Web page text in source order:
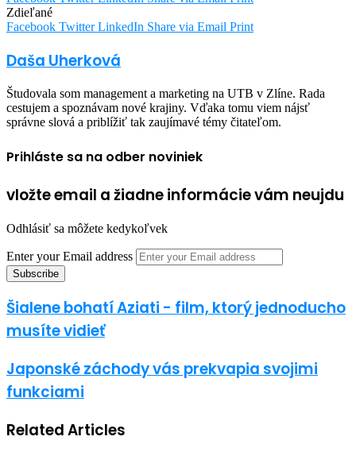
Zdieľané
Facebook Twitter LinkedIn Share via Email Print
Daša Uherková
Študovala som management a marketing na UTB v Zlíne. Rada
cestujem a spoznávam nové krajiny. Vďaka tomu viem nájsť
správne slová a priblížiť tak zaujímavé témy čitateľom.
Prihláste sa na odber noviniek
vložte email a žiadne informácie vám neujdu
Odhlásiť sa môžete kedykoľvek
Enter your Email address
Šialene bohatí Aziati - film, ktorý jednoducho
musíte vidieť
Japonské záchody vás prekvapia svojimi
funkciami
Related Articles